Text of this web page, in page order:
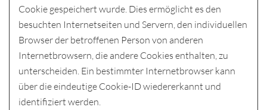
Cookie gespeichert wurde. Dies ermöglicht es den
besuchten Internetseiten und Servern, den individuellen
Browser der betroffenen Person von anderen
Internetbrowsern, die andere Cookies enthalten, zu
unterscheiden. Ein bestimmter Internetbrowser kann
über die eindeutige Cookie-ID wiedererkannt und
identifiziert werden.